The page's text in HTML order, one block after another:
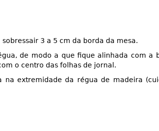
3 a 5 cm da borda da mesa.
de modo a que fique alinhada com a
o centro das folhas de jornal.
na extremidade da régua de madeira